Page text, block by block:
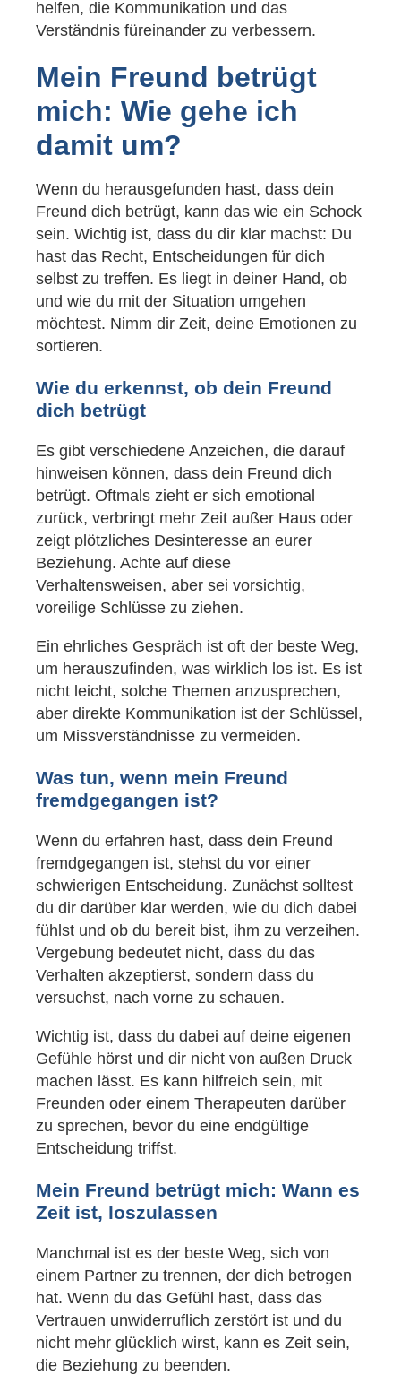
helfen, die Kommunikation und das
Verständnis füreinander zu verbessern.
Mein Freund betrügt
mich: Wie gehe ich
damit um?
Wenn du herausgefunden hast, dass dein
Freund dich betrügt, kann das wie ein Schock
sein. Wichtig ist, dass du dir klar machst: Du
hast das Recht, Entscheidungen für dich
selbst zu treffen. Es liegt in deiner Hand, ob
und wie du mit der Situation umgehen
möchtest. Nimm dir Zeit, deine Emotionen zu
sortieren.
Wie du erkennst, ob dein Freund
dich betrügt
Es gibt verschiedene Anzeichen, die darauf
hinweisen können, dass dein Freund dich
betrügt. Oftmals zieht er sich emotional
zurück, verbringt mehr Zeit außer Haus oder
zeigt plötzliches Desinteresse an eurer
Beziehung. Achte auf diese
Verhaltensweisen, aber sei vorsichtig,
voreilige Schlüsse zu ziehen.
Ein ehrliches Gespräch ist oft der beste Weg,
um herauszufinden, was wirklich los ist. Es ist
nicht leicht, solche Themen anzusprechen,
aber direkte Kommunikation ist der Schlüssel,
um Missverständnisse zu vermeiden.
Was tun, wenn mein Freund
fremdgegangen ist?
Wenn du erfahren hast, dass dein Freund
fremdgegangen ist, stehst du vor einer
schwierigen Entscheidung. Zunächst solltest
du dir darüber klar werden, wie du dich dabei
fühlst und ob du bereit bist, ihm zu verzeihen.
Vergebung bedeutet nicht, dass du das
Verhalten akzeptierst, sondern dass du
versuchst, nach vorne zu schauen.
Wichtig ist, dass du dabei auf deine eigenen
Gefühle hörst und dir nicht von außen Druck
machen lässt. Es kann hilfreich sein, mit
Freunden oder einem Therapeuten darüber
zu sprechen, bevor du eine endgültige
Entscheidung triffst.
Mein Freund betrügt mich: Wann es
Zeit ist, loszulassen
Manchmal ist es der beste Weg, sich von
einem Partner zu trennen, der dich betrogen
hat. Wenn du das Gefühl hast, dass das
Vertrauen unwiderruflich zerstört ist und du
nicht mehr glücklich wirst, kann es Zeit sein,
die Beziehung zu beenden.